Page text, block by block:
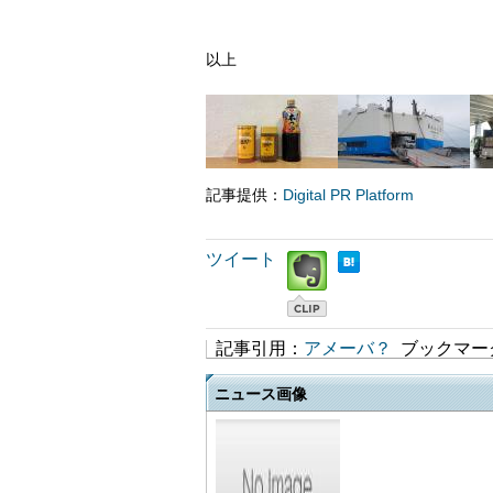
以上
記事提供： Digital PR Platform
ツイート
記事引用： アメーバ？ ブックマー
ニュース画像